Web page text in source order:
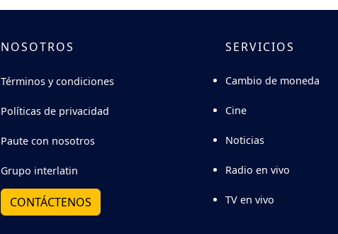
NOSOTROS
Términos y condiciones
Políticas de privacidad
Paute con nosotros
Grupo interlatin
CONTÁCTENOS
SERVICIOS
Cambio de moneda
Cine
Noticias
Radio en vivo
TV en vivo